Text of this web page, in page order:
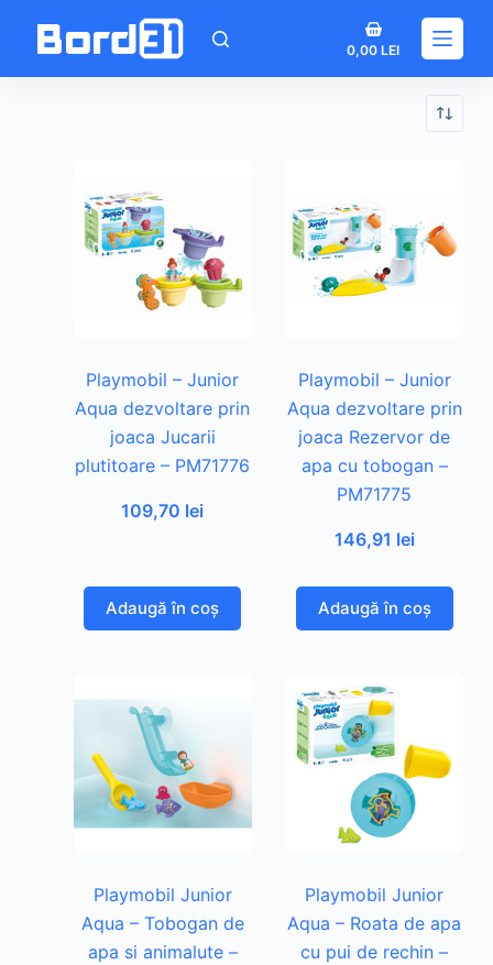
Coș
de
cumpărături
0,00LEI
Playmobil – Junior
Aqua dezvoltare prin
joaca Jucarii
plutitoare – PM71776
109,70 lei
Adaugă în coș
Playmobil – Junior
Aqua dezvoltare prin
joaca Rezervor de
apa cu tobogan –
PM71775
146,91 lei
Adaugă în coș
Playmobil Junior
Aqua – Tobogan de
apa si animalute –
Playmobil Junior
Aqua – Roata de apa
cu pui de rechin –